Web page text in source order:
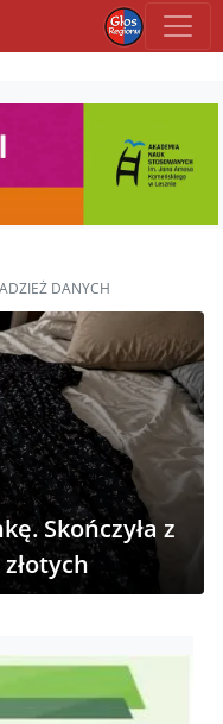
DANYCH
Skończyła z